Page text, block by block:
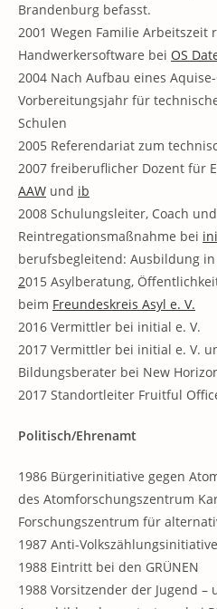
Brandenburg befasst.
2001 Wegen Familie
Handwerkersoftware bei OS
2004 Nach Aufbau eines
Vorbereitungsjahr für
Schulen
2005 Referendariat zum
2007 freiberuflicher Dozent für
AAW und ib
2008 Schulungsleiter, Coach
Reintregationsmaßnahme bei
berufsbegleitend: Ausbildung in
2015 Asylberatung,
beim Freundeskreis Asyl e. V.
2016 Vermittler bei initial e. V.
2017 Vermittler bei initial e. V.
Bildungsberater bei New
2017 Standortleiter Fruitful
Politisch/Ehrenamt
1986 Bürgerinitiative gegen
des Atomforschungszentrum
Forschungszentrum für
1987 Anti-
1988 Eintritt bei den GRÜNEN
1988 Vorsitzender der Jugend –